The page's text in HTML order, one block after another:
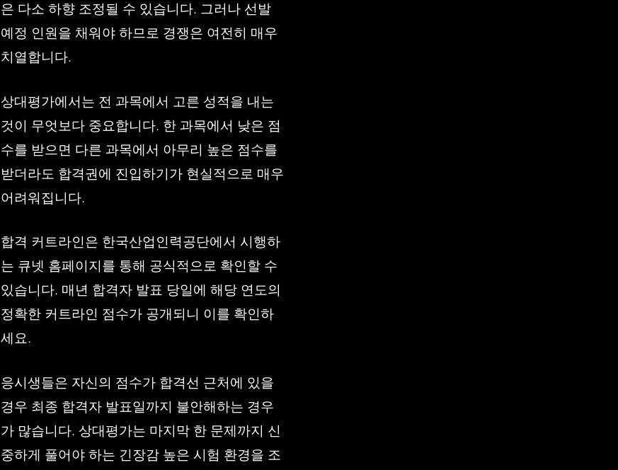
은 다소 하향 조정될 수 있습니다. 그러나 선발
예정 인원을 채워야 하므로 경쟁은 여전히 매우
치열합니다.
상대평가에서는 전 과목에서 고른 성적을 내는
것이 무엇보다 중요합니다. 한 과목에서 낮은 점
수를 받으면 다른 과목에서 아무리 높은 점수를
받더라도 합격권에 진입하기가 현실적으로 매우
어려워집니다.
합격 커트라인은 한국산업인력공단에서 시행하
는 큐넷 홈페이지를 통해 공식적으로 확인할 수
있습니다. 매년 합격자 발표 당일에 해당 연도의
정확한 커트라인 점수가 공개되니 이를 확인하
세요.
응시생들은 자신의 점수가 합격선 근처에 있을
경우 최종 합격자 발표일까지 불안해하는 경우
가 많습니다. 상대평가는 마지막 한 문제까지 신
중하게 풀어야 하는 긴장감 높은 시험 환경을 조